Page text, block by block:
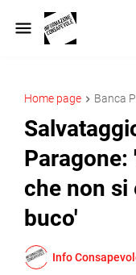
Home page Banca
che non si
buco'
Info